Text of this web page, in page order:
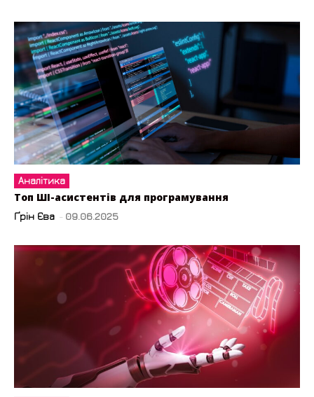
Аналітика
Топ ШІ-асистентів для програмування
Ґрін Єва - 09.06.2025